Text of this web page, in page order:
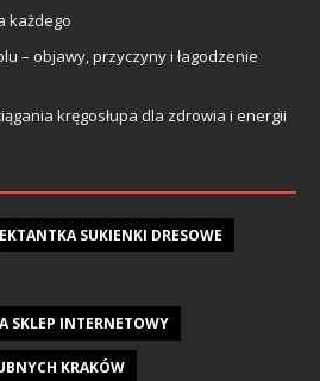
każdego
– objawy, przyczyny i łagodzenie
kręgosłupa dla zdrowia i energii
SUKIENKI DRESOWE
SKLEP INTERNETOWY
KRAKÓW